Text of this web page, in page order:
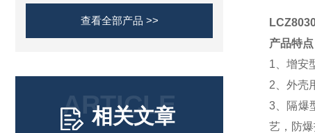
查看全部产品 >>
ARTICLE
相关文章
产品特点
1 、增安
2 、外
3、隔爆
艺，防